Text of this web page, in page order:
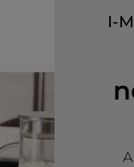
I-